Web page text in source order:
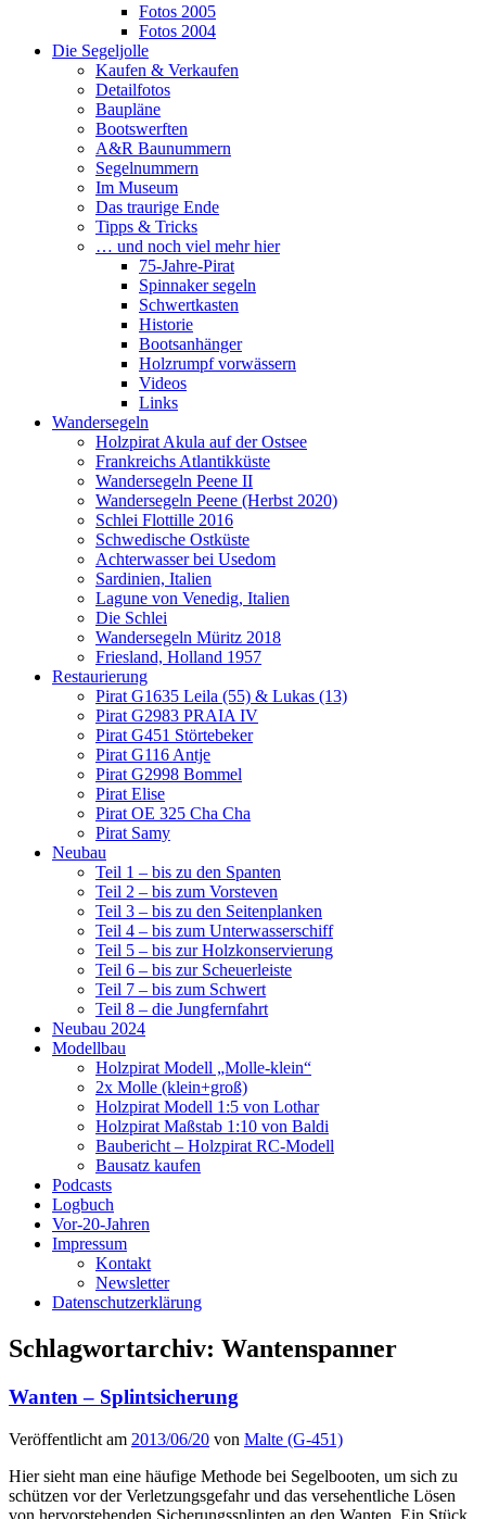
Fotos 2005
Fotos 2004
Die Segeljolle
Kaufen & Verkaufen
Detailfotos
Baupläne
Bootswerften
A&R Baunummern
Segelnummern
Im Museum
Das traurige Ende
Tipps & Tricks
… und noch viel mehr hier
75-Jahre-Pirat
Spinnaker segeln
Schwertkasten
Historie
Bootsanhänger
Holzrumpf vorwässern
Videos
Links
Wandersegeln
Holzpirat Akula auf der Ostsee
Frankreichs Atlantikküste
Wandersegeln Peene II
Wandersegeln Peene (Herbst 2020)
Schlei Flottille 2016
Schwedische Ostküste
Achterwasser bei Usedom
Sardinien, Italien
Lagune von Venedig, Italien
Die Schlei
Wandersegeln Müritz 2018
Friesland, Holland 1957
Restaurierung
Pirat G1635 Leila (55) & Lukas (13)
Pirat G2983 PRAIA IV
Pirat G451 Störtebeker
Pirat G116 Antje
Pirat G2998 Bommel
Pirat Elise
Pirat OE 325 Cha Cha
Pirat Samy
Neubau
Teil 1 – bis zu den Spanten
Teil 2 – bis zum Vorsteven
Teil 3 – bis zu den Seitenplanken
Teil 4 – bis zum Unterwasserschiff
Teil 5 – bis zur Holzkonservierung
Teil 6 – bis zur Scheuerleiste
Teil 7 – bis zum Schwert
Teil 8 – die Jungfernfahrt
Neubau 2024
Modellbau
Holzpirat Modell „Molle-klein“
2x Molle (klein+groß)
Holzpirat Modell 1:5 von Lothar
Holzpirat Maßstab 1:10 von Baldi
Baubericht – Holzpirat RC-Modell
Bausatz kaufen
Podcasts
Logbuch
Vor-20-Jahren
Impressum
Kontakt
Newsletter
Datenschutzerklärung
Schlagwortarchiv: Wantenspanner
Wanten – Splintsicherung
Veröffentlicht am 2013/06/20 von Malte (G-451)
Hier sieht man eine häufige Methode bei Segelbooten, um sich zu
schützen vor der Verletzungsgefahr und das versehentliche Lösen
von hervorstehenden Sicherungssplinten an den Wanten. Ein Stück